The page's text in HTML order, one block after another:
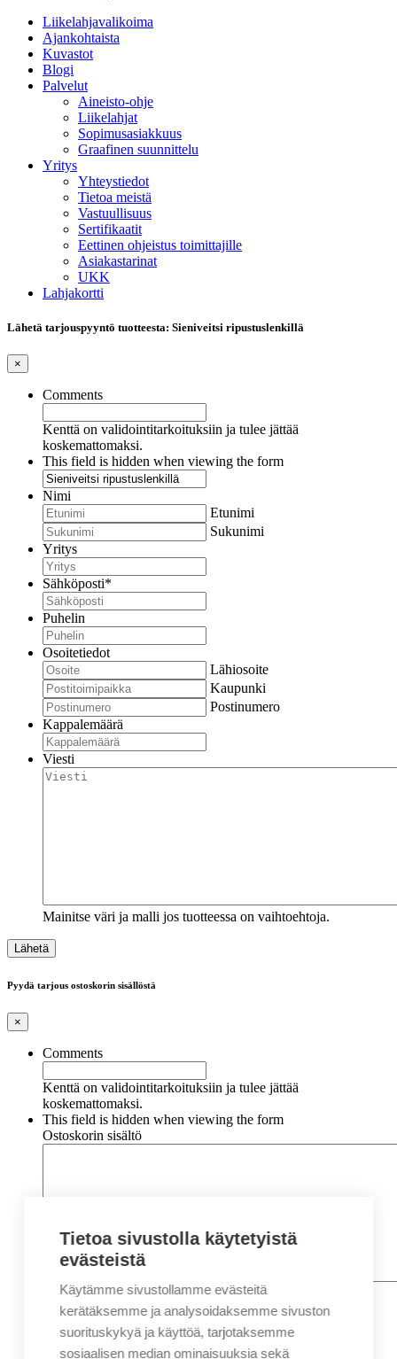
Liikelahjavalikoima
Ajankohtaista
Kuvastot
Blogi
Palvelut
Aineisto-ohje
Liikelahjat
Sopimusasiakkuus
Graafinen suunnittelu
Yritys
Yhteystiedot
Tietoa meistä
Vastuullisuus
Sertifikaatit
Eettinen ohjeistus toimittajille
Asiakastarinat
UKK
Lahjakortti
Lähetä tarjouspyyntö tuotteesta: Sieniveitsi ripustuslenkillä
×
Comments
Kenttä on validointitarkoituksiin ja tulee jättää
koskemattomaksi.
This field is hidden when viewing the form
Nimi
Etunimi
Sukunimi
Yritys
Sähköposti*
Puhelin
Osoitetiedot
Lähiosoite
Kaupunki
Postinumero
Kappalemäärä
Viesti
Mainitse väri ja malli jos tuotteessa on vaihtoehtoja.
Pyydä tarjous ostoskorin sisällöstä
×
Comments
Kenttä on validointitarkoituksiin ja tulee jättää
koskemattomaksi.
This field is hidden when viewing the form
Ostoskorin sisältö
Nimi*
Etunimi
Sukunimi
Tietoa sivustolla käytetyistä
evästeistä
Käytämme sivustollamme evästeitä
kerätäksemme ja analysoidaksemme sivuston
suorituskykyä ja käyttöä, tarjotaksemme
sosiaalisen median ominaisuuksia sekä